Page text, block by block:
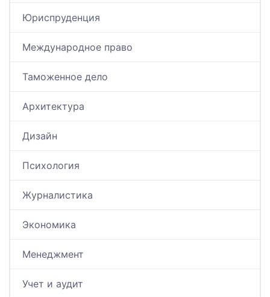
Юриспруденция
Международное право
Таможенное дело
Архитектура
Дизайн
Психология
Журналистика
Экономика
Менеджмент
Учет и аудит